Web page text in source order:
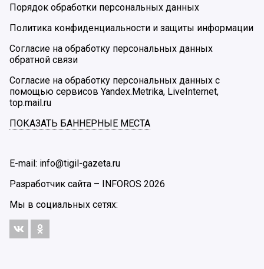
Порядок обработки персональных данных
Политика конфиденциальности и защиты информации
Согласие на обработку персональных данных
обратной связи
Согласие на обработку персональных данных с
помощью сервисов Yandex.Metrika, LiveInternet,
top.mail.ru
ПОКАЗАТЬ БАННЕРНЫЕ МЕСТА
E-mail: info@tigil-gazeta.ru
Разработчик сайта –
INFOROS 2026
Мы в социальных сетях: